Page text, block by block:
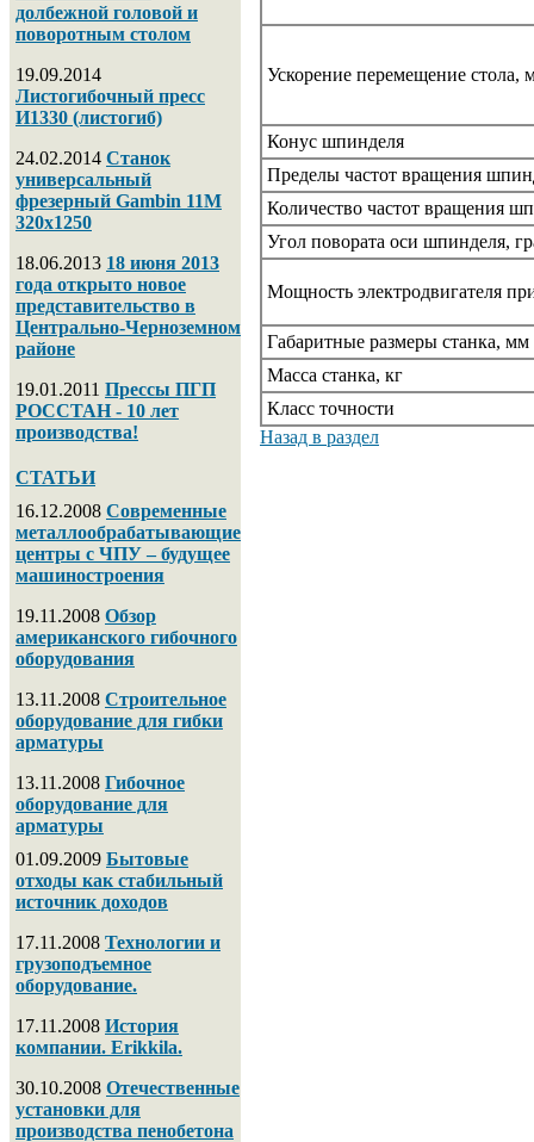
долбежной головой и
поворотным столом
19.09.2014
Листогибочный пресс
И1330 (листогиб)
24.02.2014 Станок
универсальный
фрезерный Gambin 11M
320х1250
18.06.2013 18 июня 2013
года открыто новое
представительство в
Центрально-Черноземном
районе
19.01.2011 Прессы ПГП
РОССТАН - 10 лет
производства!
СТАТЬИ
16.12.2008 Современные
металлообрабатывающие
центры с ЧПУ – будущее
машиностроения
19.11.2008 Обзор
американского гибочного
оборудования
13.11.2008 Строительное
оборудование для гибки
арматуры
13.11.2008 Гибочное
оборудование для
арматуры
01.09.2009 Бытовые
отходы как стабильный
источник доходов
17.11.2008 Технологии и
грузоподъемное
оборудование.
17.11.2008 История
компании. Erikkila.
30.10.2008 Отечественные
установки для
производства пенобетона
Ускорение перемещение стола,
Конус шпинделя
Пределы частот вращения
Количество частот вращения
Угол повората оси шпинделя,
Мощность электродвигателя
Габаритные размеры станка, мм
Масса станка, кг
Класс точности
Назад в раздел